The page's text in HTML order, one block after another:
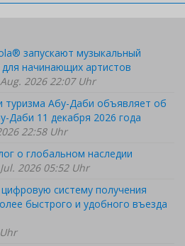
запускают музыкальный
для начинающих артистов
2026 22:07 Uhr
туризма Абу-Даби объявляет об
Даби 11 декабря 2026 года
22:58 Uhr
о глобальном наследии
2026 05:52 Uhr
систему получения
быстрого и удобного въезда